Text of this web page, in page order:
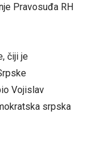
Pravosuđa RH
čiji je
Vojislav
srpska